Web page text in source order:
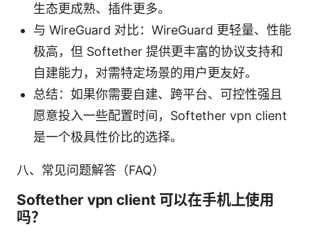
生态更成熟、插件更多。
与 WireGuard 对比：WireGuard 更轻量、性能
极高，但 Softether 提供更丰富的协议支持和
自建能力，对需特定场景的用户更友好。
总结：如果你需要自建、跨平台、可控性强且
愿意投入一些配置时间，Softether vpn client
是一个极具性价比的选择。
八、常见问题解答（FAQ）
Softether vpn client 可以在手机上使用
吗？